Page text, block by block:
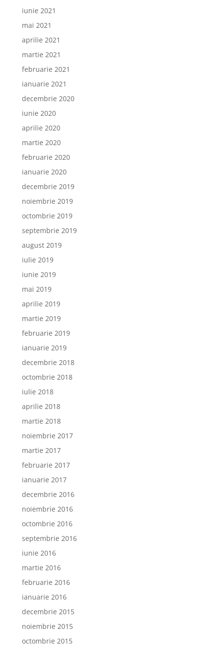
iunie 2021
mai 2021
aprilie 2021
martie 2021
februarie 2021
ianuarie 2021
decembrie 2020
iunie 2020
aprilie 2020
martie 2020
februarie 2020
ianuarie 2020
decembrie 2019
noiembrie 2019
octombrie 2019
septembrie 2019
august 2019
iulie 2019
iunie 2019
mai 2019
aprilie 2019
martie 2019
februarie 2019
ianuarie 2019
decembrie 2018
octombrie 2018
iulie 2018
aprilie 2018
martie 2018
noiembrie 2017
martie 2017
februarie 2017
ianuarie 2017
decembrie 2016
noiembrie 2016
octombrie 2016
septembrie 2016
iunie 2016
martie 2016
februarie 2016
ianuarie 2016
decembrie 2015
noiembrie 2015
octombrie 2015